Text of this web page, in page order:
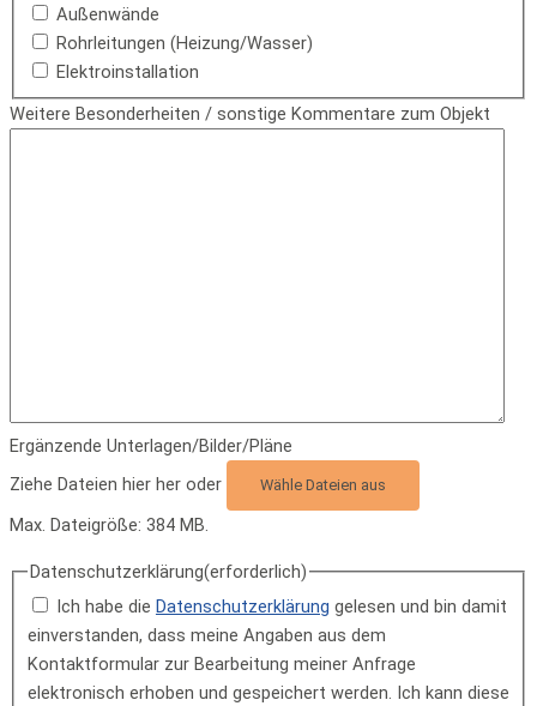
Außenwände
Rohrleitungen (Heizung/Wasser)
Elektroinstallation
Weitere Besonderheiten / sonstige Kommentare zum Objekt
Ergänzende Unterlagen/Bilder/Pläne
Ziehe Dateien hier her oder
Wähle Dateien aus
Max. Dateigröße: 384 MB.
Datenschutzerklärung(erforderlich)
Ich habe die Datenschutzerklärung gelesen und bin damit
einverstanden, dass meine Angaben aus dem
Kontaktformular zur Bearbeitung meiner Anfrage
elektronisch erhoben und gespeichert werden. Ich kann diese